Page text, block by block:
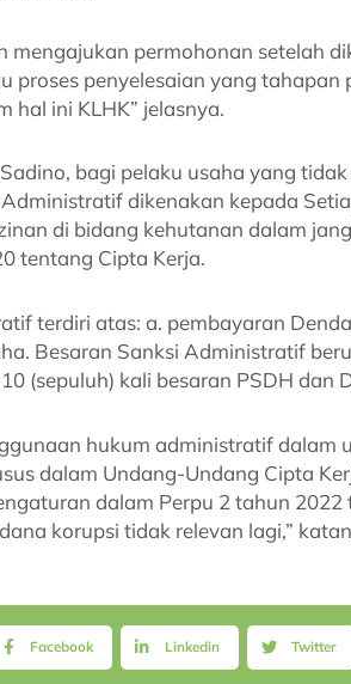
mengajukan permohonan setelah
proses penyelesaian yang
hal ini KLHK” jelasnya.
bagi pelaku usaha yang
dikenakan kepada
di bidang kehutanan dalam
tentang Cipta Kerja.
terdiri atas: a. pembayaran
Besaran Sanksi Administratif
(sepuluh) kali besaran PSDH dan
hukum administratif dalam
dalam Undang-Undang Cipta
dalam Perpu 2 tahun
korupsi tidak relevan lagi,”
Facebook Linkedin Twitter